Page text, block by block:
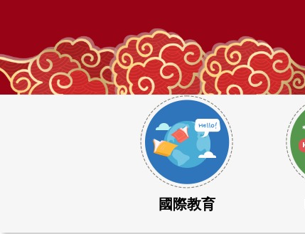
115學年度大學學測成績表現優異
國際教育